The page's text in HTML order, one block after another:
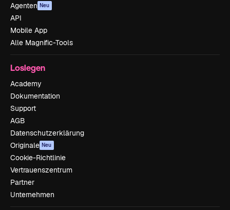
Agenten Neu
API
Mobile App
Alle Magnific-Tools
Loslegen
Academy
Dokumentation
Support
AGB
Datenschutzerklärung
Originale Neu
Cookie-Richtlinie
Vertrauenszentrum
Partner
Unternehmen